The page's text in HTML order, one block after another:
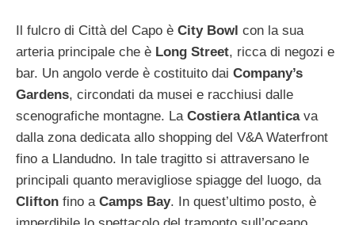
Il fulcro di Città del Capo è City Bowl con la sua
arteria principale che è Long Street, ricca di negozi e
bar. Un angolo verde è costituito dai Company’s
Gardens, circondati da musei e racchiusi dalle
scenografiche montagne. La Costiera Atlantica va
dalla zona dedicata allo shopping del V&A Waterfront
fino a Llandudno. In tale tragitto si attraversano le
principali quanto meravigliose spiagge del luogo, da
Clifton fino aCamps Bay. In quest’ultimo posto, è